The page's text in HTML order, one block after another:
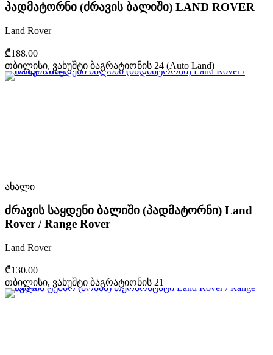
პადმატორნი (ძრავის ბალიში) LAND ROVER
Land Rover
₾188.00
თბილისი, ვახუშტი ბაგრატიონის 24 (Auto Land)
ახალი
ძრავის საყდენი ბალიში (პადმატორნი) Land
Rover / Range Rover
Land Rover
₾130.00
თბილისი, ვახუშტი ბაგრატიონის 21